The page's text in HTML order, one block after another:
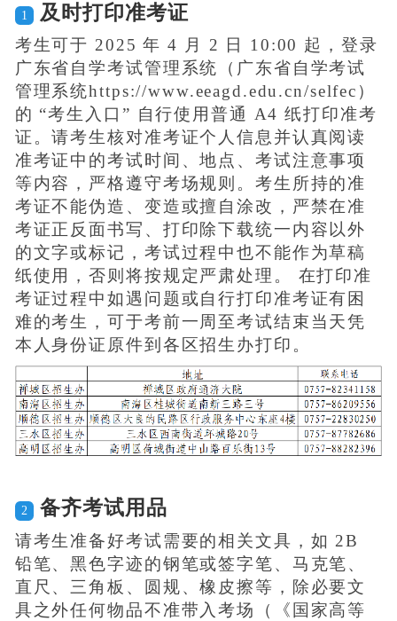
1 及时打印准考证
考生可于 2025 年 4 月 2 日 10:00 起，登录
广东省自学考试管理系统（广东省自学考试
管理系统https://www.eeagd.edu.cn/selfec）
的 “考生入口” 自行使用普通 A4 纸打印准考
证。请考生核对准考证个人信息并认真阅读
准考证中的考试时间、地点、考试注意事项
等内容，严格遵守考场规则。考生所持的准
考证不能伪造、变造或擅自涂改，严禁在准
考证正反面书写、打印除下载统一内容以外
的文字或标记，考试过程中也不能作为草稿
纸使用，否则将按规定严肃处理。 在打印准
考证过程中如遇问题或自行打印准考证有困
难的考生，可于考前一周至考试结束当天凭
本人身份证原件到各区招生办打印。
2 备齐考试用品
请考生准备好考试需要的相关文具，如 2B
铅笔、黑色字迹的钢笔或签字笔、马克笔、
直尺、三角板、圆规、橡皮擦等，除必要文
具之外任何物品不准带入考场（《国家高等